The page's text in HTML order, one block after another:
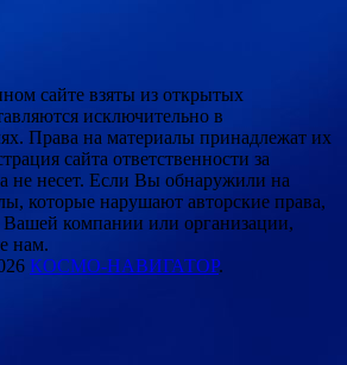
сайте взяты из открытых
исключительно в
Права на материалы принадлежат их
сайта ответственности за
не несет. Если Вы обнаружили на
которые нарушают авторские права,
компании или организации,
нам.
КОСМО-НАВИГАТОР.